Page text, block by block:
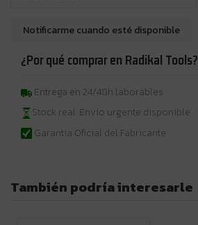
¿Por qué comprar en Radikal Tools?
Entrega en 24/48h laborables
Stock real. Envío urgente disponible
Garantia Oficial del Fabricante
También podría interesarle